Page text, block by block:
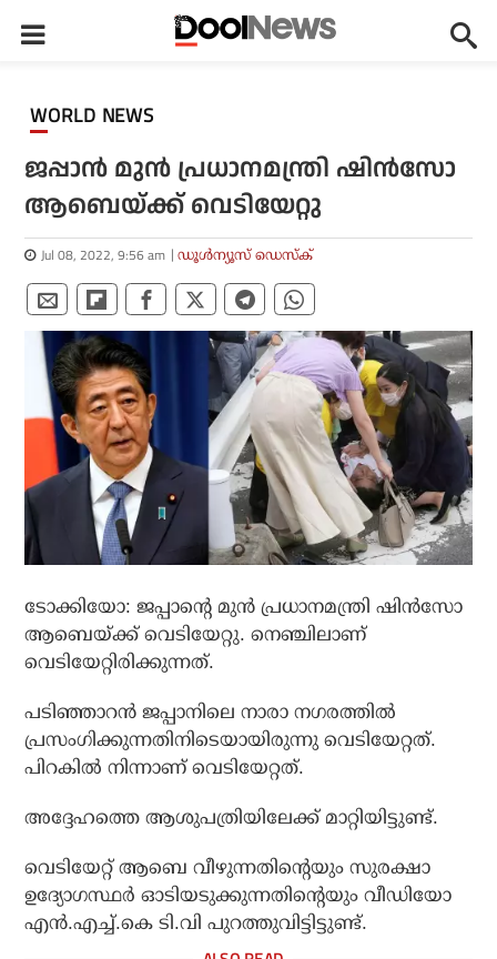
WORLD NEWS
ജപ്പാന്‍ മുന്‍ പ്രധാനമന്ത്രി ഷിന്‍സോ
ആബെയ്ക്ക് വെടിയേറ്റു
Jul 08, 2022, 9:56 am ഡൂള്‍ന്യൂസ് ഡെസ്‌ക്
ടോക്കിയോ: ജപ്പാന്‍റെ മുന്‍ പ്രധാനമന്ത്രി ഷിന്‍സോ
ആബെയ്ക്ക് വെടിയേറ്റു. നെഞ്ചിലാണ്
വെടിയേറ്റിരിക്കുന്നത്.
പടിഞ്ഞാറന്‍ ജപ്പാനിലെ നാരാ നഗരത്തില്‍
പ്രസംഗിക്കുന്നതിനിടെയായിരുന്നു വെടിയേറ്റത്.
പിറകില്‍ നിന്നാണ് വെടിയേറ്റത്.
അദ്ദേഹത്തെ ആശുപത്രിയിലേക്ക് മാറ്റിയിട്ടുണ്ട്.
വെടിയേറ്റ് ആബെ വീഴുന്നതിന്റെയും സുരക്ഷാ
ഉദ്യോഗസ്ഥര്‍ ഓടിയടുക്കുന്നതിന്റെയും വീഡിയോ
എന്‍.എച്ച്.കെ ടി.വി പുറത്തുവിട്ടിട്ടുണ്ട്.